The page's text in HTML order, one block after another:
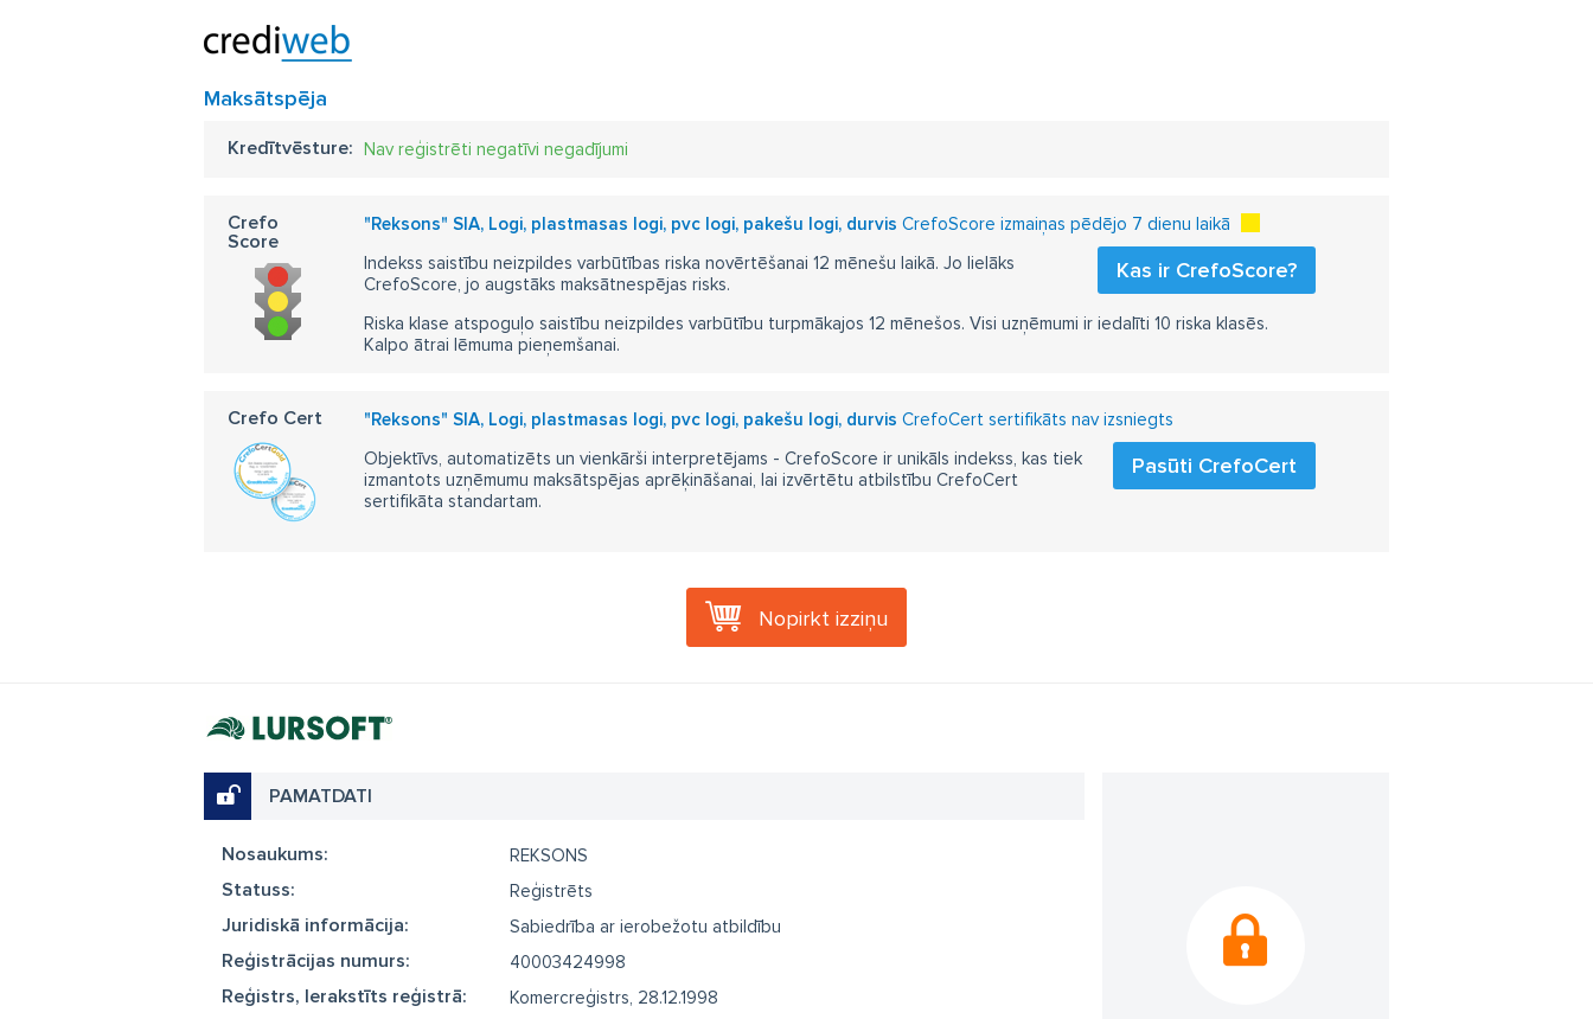
Maksātspēja
Kredītvēsture: Nav reģistrēti negatīvi negadījumi
Crefo
Score
"Reksons" SIA, Logi, plastmasas logi, pvc logi, pakešu logi, durvis CrefoScore izmaiņas pēdējo 7 dienu laikā
Kas ir CrefoScore?
Indekss saistību neizpildes varbūtības riska novērtēšanai 12 mēnešu laikā. Jo lielāks
CrefoScore, jo augstāks maksātnespējas risks.
Riska klase atspoguļo saistību neizpildes varbūtību turpmākajos 12 mēnešos. Visi uzņēmumi ir iedalīti 10 riska klasēs.
Kalpo ātrai lēmuma pieņemšanai.
Crefo Cert "Reksons" SIA, Logi, plastmasas logi, pvc logi, pakešu logi, durvis CrefoCert sertifikāts nav izsniegts
Pasūti CrefoCert
Objektīvs, automatizēts un vienkārši interpretējams - CrefoScore ir unikāls indekss, kas tiek
izmantots uzņēmumu maksātspējas aprēķināšanai, lai izvērtētu atbilstību CrefoCert
sertifikāta standartam.
Nopirkt izziņu
PAMATDATI
Nosaukums: REKSONS
Statuss: Reģistrēts
Juridiskā informācija: Sabiedrība ar ierobežotu atbildību
Reģistrācijas numurs: 40003424998
Reģistrs, Ierakstīts reģistrā: Komercreģistrs, 28.12.1998